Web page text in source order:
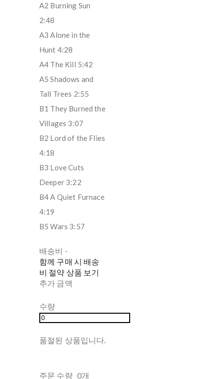
A2 Burning Sun
2:48
A3 Alone in the
Hunt 4:28
A4 The Kill 5:42
A5 Shadows and
Tall Trees 2:55
B1 They Burned the
Villages 3:07
B2 Lord of the Flies
4:18
B3 Love Cuts
Deeper 3:22
B4 A Quiet Furnace
4:19
B5 Wars 3:57
배송비 -
함께 구매 시 배송
비 절약 상품 보기
추가 금액
수량
품절된 상품입니다.
주문 수량 0개